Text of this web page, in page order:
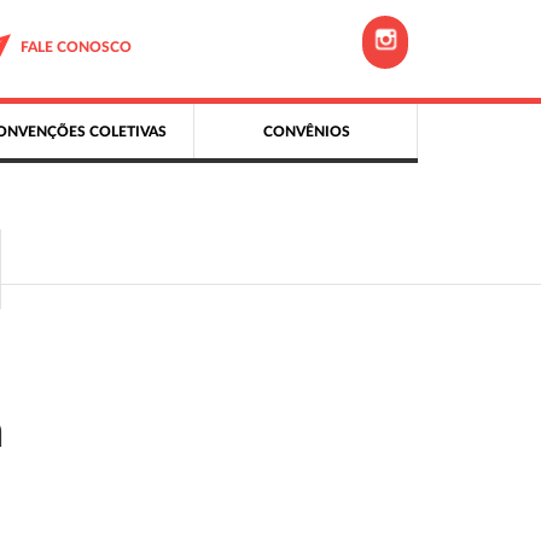
FALE CONOSCO
COLETIVAS CONVÊNIOS